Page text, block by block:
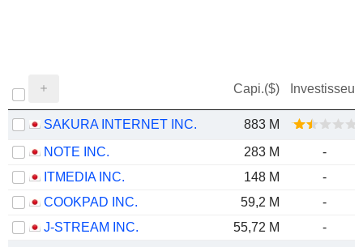
Capi.($) Investisseur
SAKURA INTERNET INC.
883 M
NOTE INC.
283 M
-
ITMEDIA INC.
148 M
-
COOKPAD INC.
59,2 M
-
J-STREAM INC.
55,72 M
-